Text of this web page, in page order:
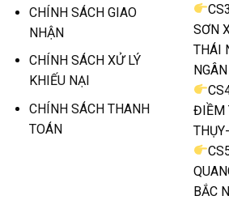
CHÍNH SÁCH GIAO
NHẬN
CHÍNH SÁCH XỬ LÝ
KHIẾU NẠI
CHÍNH SÁCH THANH
TOÁN
SƠN
THÁI
ĐIỀM
BẮC